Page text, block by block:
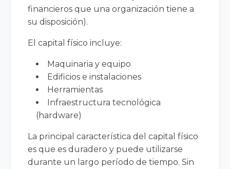
financieros que una organización tiene a
su disposición).
El capital físico incluye:
Maquinaria y equipo
Edificios e instalaciones
Herramientas
Infraestructura tecnológica
(hardware)
La principal característica del capital físico
es que es duradero y puede utilizarse
durante un largo período de tiempo. Sin